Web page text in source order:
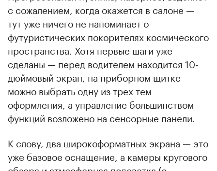
с сожалением, когда окажется в салоне —
тут уже ничего не напоминает о
футуристических покорителях космического
пространства. Хотя первые шаги уже
сделаны — перед водителем находится 10-
дюймовый экран, на приборном щитке
можно выбрать одну из трех тем
оформления, а управление большинством
функций возложено на сенсорные панели.
К слову, два широкоформатных экрана — это
уже базовое оснащение, а камеры кругового